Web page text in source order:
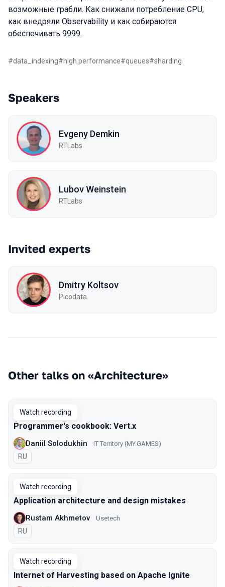
возможные грабли. Как снижали потребление CPU,
как внедряли Observability и как собираются
обеспечивать 9999.
#data_indexing#high performance#queues#sharding
Speakers
Evgeny Demkin
RTLabs
Lubov Weinstein
RTLabs
Invited experts
Dmitry Koltsov
Picodata
Other talks on «Architecture»
Watch recording
Programmer's cookbook: Vert.x
Daniil Solodukhin IT Territory (MY.GAMES)
In Russian
RU
Watch recording
Application architecture and design mistakes
Rustam Akhmetov Usetech
In Russian
RU
Watch recording
Internet of Harvesting based on Apache Ignite